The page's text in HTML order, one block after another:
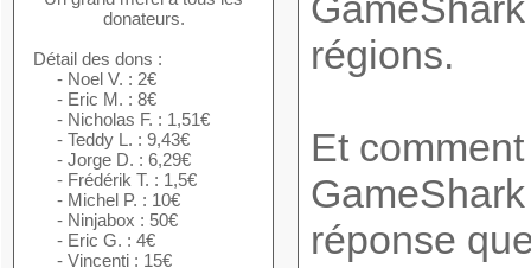
donateurs.
Détail des dons :
- Noel V. : 2€
- Eric M. : 8€
- Nicholas F. : 1,51€
- Teddy L. : 9,43€
- Jorge D. : 6,29€
- Frédérik T. : 1,5€
- Michel P. : 10€
- Ninjabox : 50€
- Eric G. : 4€
- Vincenti : 15€
régions.
Et
réponse